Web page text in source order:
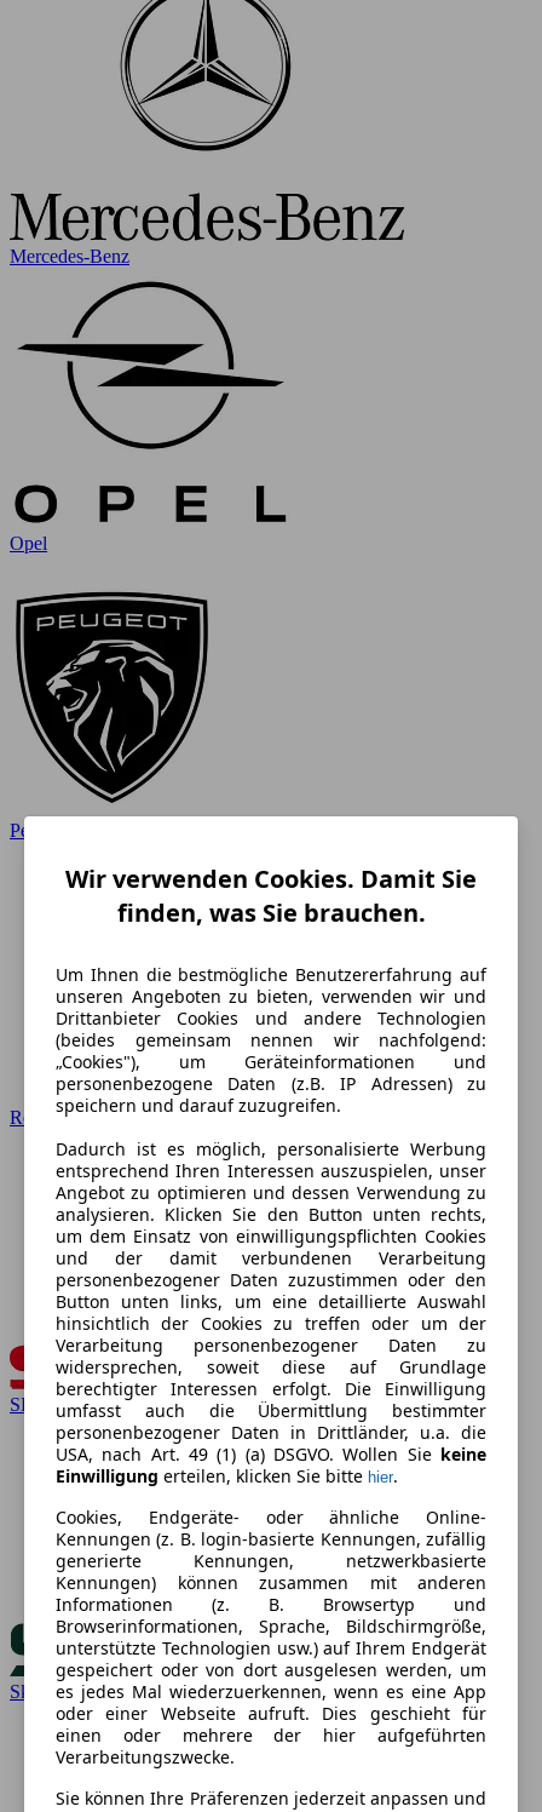
Mercedes-Benz
Opel
Peugeot
Renault
SEAT
Skoda
Wir verwenden Cookies. Damit Sie
finden, was Sie brauchen.
Um Ihnen die bestmögliche Benutzererfahrung auf
unseren Angeboten zu bieten, verwenden wir und
Drittanbieter Cookies und andere Technologien
(beides gemeinsam nennen wir nachfolgend:
„Cookies"), um Geräteinformationen und
personenbezogene Daten (z.B. IP Adressen) zu
speichern und darauf zuzugreifen.
Dadurch ist es möglich, personalisierte Werbung
entsprechend Ihren Interessen auszuspielen, unser
Angebot zu optimieren und dessen Verwendung zu
analysieren. Klicken Sie den Button unten rechts,
um dem Einsatz von einwilligungspflichten Cookies
und der damit verbundenen Verarbeitung
personenbezogener Daten zuzustimmen oder den
Button unten links, um eine detaillierte Auswahl
hinsichtlich der Cookies zu treffen oder um der
Verarbeitung personenbezogener Daten zu
widersprechen, soweit diese auf Grundlage
berechtigter Interessen erfolgt. Die Einwilligung
umfasst auch die Übermittlung bestimmter
personenbezogener Daten in Drittländer, u.a. die
USA, nach Art. 49 (1) (a) DSGVO. Wollen Sie keine
Einwilligung erteilen, klicken Sie bitte hier.
Cookies, Endgeräte- oder ähnliche Online-
Kennungen (z. B. login-basierte Kennungen, zufällig
generierte Kennungen, netzwerkbasierte
Kennungen) können zusammen mit anderen
Informationen (z. B. Browsertyp und
Browserinformationen, Sprache, Bildschirmgröße,
unterstützte Technologien usw.) auf Ihrem Endgerät
gespeichert oder von dort ausgelesen werden, um
es jedes Mal wiederzuerkennen, wenn es eine App
oder einer Webseite aufruft. Dies geschieht für
einen oder mehrere der hier aufgeführten
Verarbeitungszwecke.
Sie können Ihre Präferenzen jederzeit anpassen und